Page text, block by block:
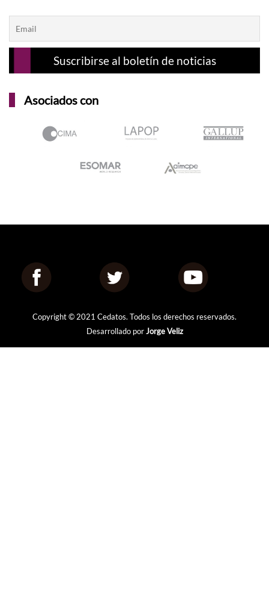
Asociados con
Copyright © 2021 Cedatos. Todos los derechos reservados.
Desarrollado porJorge Veliz